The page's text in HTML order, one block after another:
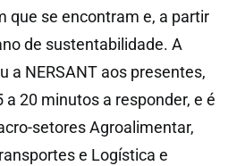
que se encontram e, a partir
de sustentabilidade. A
a NERSANT aos presentes,
20 minutos a responder, e é
setores Agroalimentar,
e Logística e